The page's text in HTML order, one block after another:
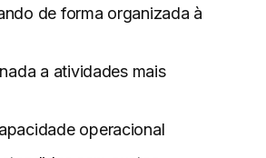
de forma organizada à
a atividades mais
operacional